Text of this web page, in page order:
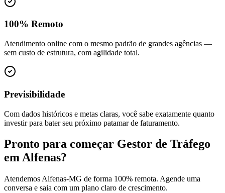
100% Remoto
Atendimento online com o mesmo padrão de grandes agências —
sem custo de estrutura, com agilidade total.
Previsibilidade
Com dados históricos e metas claras, você sabe exatamente quanto
investir para bater seu próximo patamar de faturamento.
Pronto para começar Gestor de Tráfego
emAlfenas?
Atendemos Alfenas-MG de forma 100% remota. Agende uma
conversa e saia com um plano claro de crescimento.